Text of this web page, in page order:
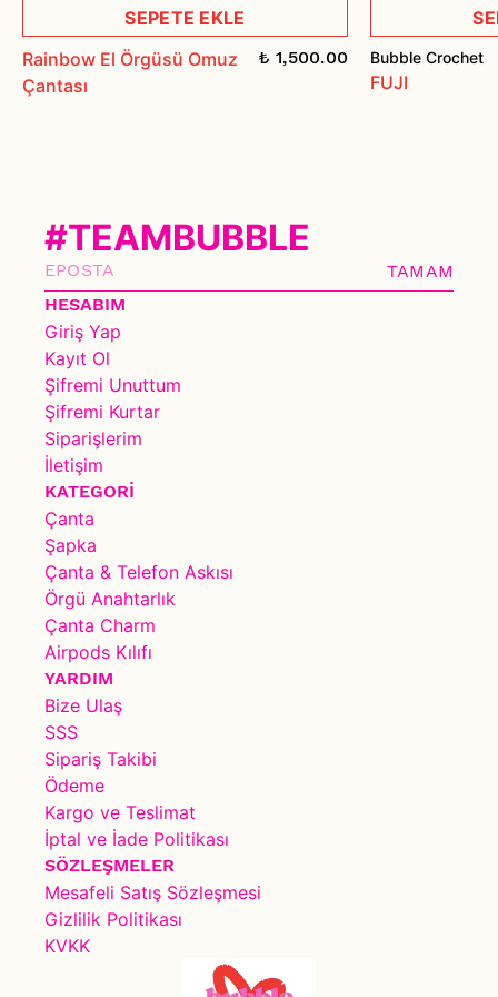
SEPETE EKLE
Rainbow El Örgüsü Omuz
Çantası
₺ 1,500.00 Bubble Crochet
FUJI
HESABIM
Giriş Yap
Kayıt Ol
Şifremi Unuttum
Şifremi Kurtar
Siparişlerim
İletişim
KATEGORİ
Çanta
Şapka
Çanta & Telefon Askısı
Örgü Anahtarlık
Çanta Charm
Airpods Kılıfı
YARDIM
Bize Ulaş
SSS
Sipariş Takibi
Ödeme
Kargo ve Teslimat
İptal ve İade Politikası
SÖZLEŞMELER
Mesafeli Satış Sözleşmesi
Gizlilik Politikası
KVKK
#TEAMBUBBLE
TAMAM